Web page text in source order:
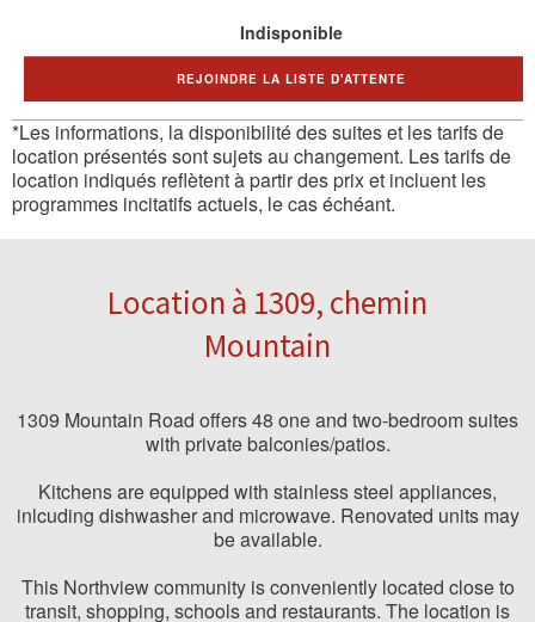
Indisponible
REJOINDRE LA LISTE D'ATTENTE
*Les informations, la disponibilité des suites et les tarifs de
location présentés sont sujets au changement. Les tarifs de
location indiqués reflètent à partir des prix et incluent les
programmes incitatifs actuels, le cas échéant.
Location à 1309, chemin
Mountain
1309 Mountain Road offers 48 one and two-bedroom suites
with private balconies/patios.
Kitchens are equipped with stainless steel appliances,
inlcuding dishwasher and microwave. Renovated units may
be available.
This Northview community is conveniently located close to
transit, shopping, schools and restaurants. The location is